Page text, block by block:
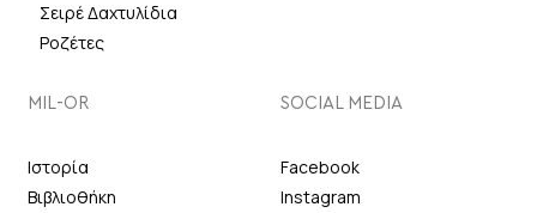
Σειρέ Δαχτυλίδια
Ροζέτες
MIL-OR
Ιστορία
Βιβλιοθήκη
SOCIAL MEDIA
Facebook
Instagram